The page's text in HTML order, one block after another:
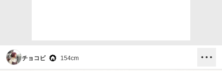
チョコビ 154cm